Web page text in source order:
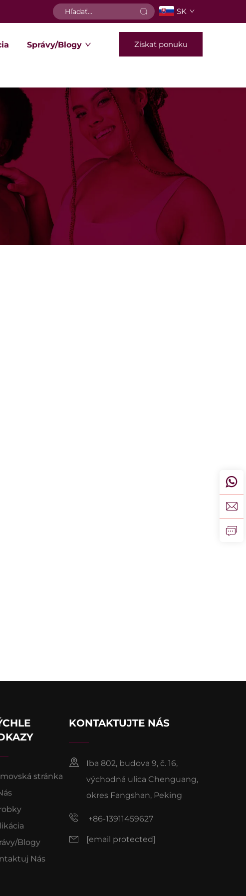
SK
Správy/Blogy Získať ponuku
stránka
Blogy
Nás
KONTAKTUJTE NÁS
Iba 802, budova 9, č. 16,
východná ulica Chenguang,
okres Fangshan, Peking
+86-13911459627
[email protected]